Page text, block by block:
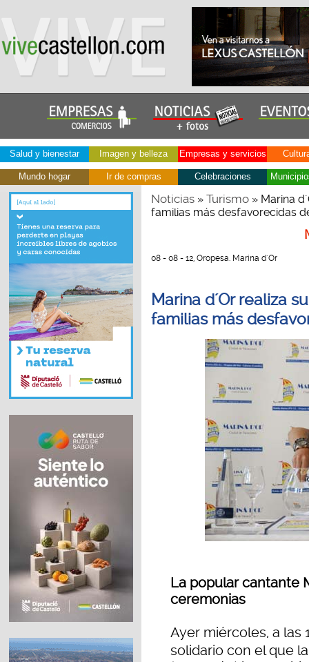
Salud y bienestar Imagen y belleza Empresas y servicios
Mundo hogar Ir de compras Celebraciones
Noticias» Turismo» Marina
familias más desfavorecidas
08 - 08 - 12, Oropesa. Marina d´Or
Marina d´Or realiza
familias más
La popular cantante
ceremonias
Ayer miércoles, a las
solidario con el que